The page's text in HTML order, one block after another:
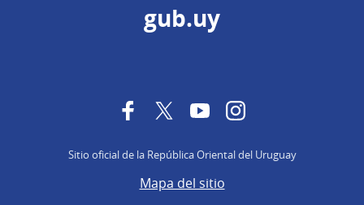
gub.uy
FacebookTwitterYouTubeInstagram
Sitio oficial de la República Oriental del Uruguay
Mapa del sitio